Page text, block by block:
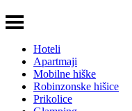
Hoteli
Apartmaji
Mobilne hiške
Robinzonske hišice
Prikolice